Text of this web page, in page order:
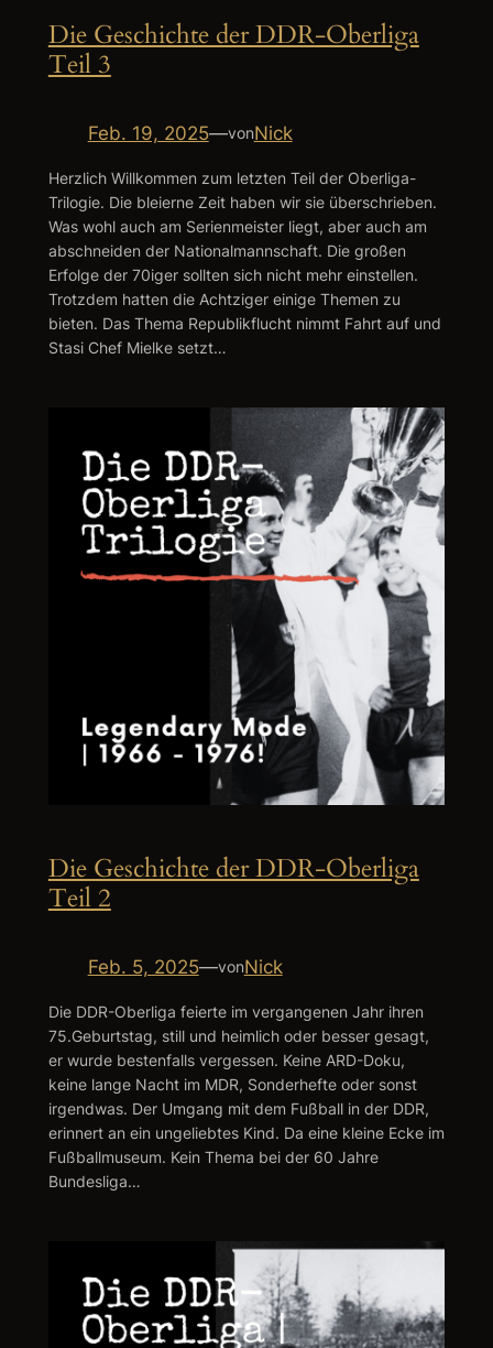
Die Geschichte der DDR-Oberliga
Teil 3
Feb. 19, 2025—vonNick
Herzlich Willkommen zum letzten Teil der Oberliga-
Trilogie. Die bleierne Zeit haben wir sie überschrieben.
Was wohl auch am Serienmeister liegt, aber auch am
abschneiden der Nationalmannschaft. Die großen
Erfolge der 70iger sollten sich nicht mehr einstellen.
Trotzdem hatten die Achtziger einige Themen zu
bieten. Das Thema Republikflucht nimmt Fahrt auf und
Stasi Chef Mielke setzt…
Die Geschichte der DDR-Oberliga
Teil 2
Feb. 5, 2025—vonNick
Die DDR-Oberliga feierte im vergangenen Jahr ihren
75.Geburtstag, still und heimlich oder besser gesagt,
er wurde bestenfalls vergessen. Keine ARD-Doku,
keine lange Nacht im MDR, Sonderhefte oder sonst
irgendwas. Der Umgang mit dem Fußball in der DDR,
erinnert an ein ungeliebtes Kind. Da eine kleine Ecke im
Fußballmuseum. Kein Thema bei der 60 Jahre
Bundesliga…